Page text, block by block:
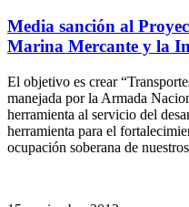
Media sanción al
Marina Mercante y la
El objetivo es crear
manejada por la Armada
herramienta al servicio del
herramienta para el
ocupación soberana de